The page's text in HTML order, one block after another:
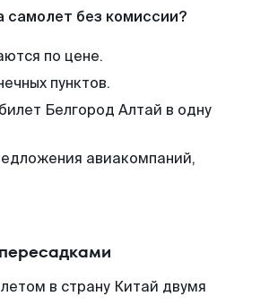
самолет без комиссии?
по цене.
пунктов.
Белгород Алтай в одну
авиакомпаний,
в страну Китай двумя